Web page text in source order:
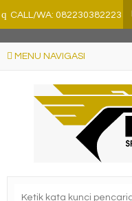
q CALL/WA: 082230382223
MENU NAVIGASI